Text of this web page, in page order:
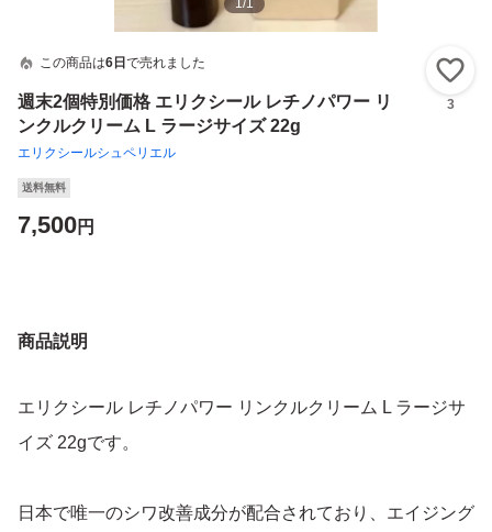
1/1
この商品は6日 で売れました
週末2個特別価格 エリクシール レチノパワー リ
ンクルクリーム L ラージサイズ 22g
エリクシールシュペリエル
3
送料無料
7,500円
商品説明
エリクシール レチノパワー リンクルクリーム L ラージサ
イズ 22gです。
日本で唯一のシワ改善成分が配合されており、エイジング